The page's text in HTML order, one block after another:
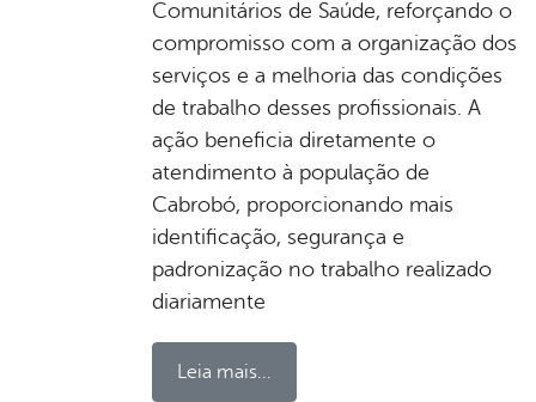
Comunitários de Saúde, reforçando o
compromisso com a organização dos
serviços e a melhoria das condições
de trabalho desses profissionais. A
ação beneficia diretamente o
atendimento à população de
Cabrobó, proporcionando mais
identificação, segurança e
padronização no trabalho realizado
diariamente
Leia mais...